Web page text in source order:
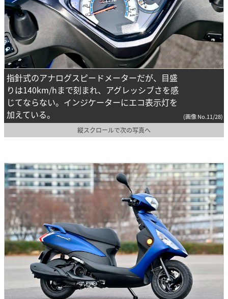
指針式のアナログスピードメーターだが、目盛
りは140km/hまで刻まれ、アグレッシブさを感
じてならない。インジケーターにエコ表示灯を
加えている。
(画像 No.11/28)
縦スクロールで次の写真へ